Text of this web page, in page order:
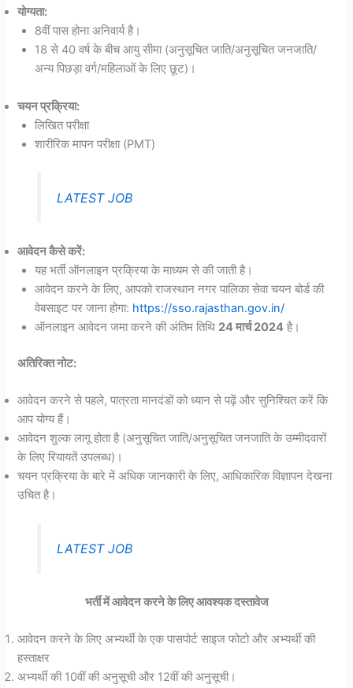
योग्यता:
8वीं पास होना अनिवार्य है।
18 से 40 वर्ष के बीच आयु सीमा (अनुसूचित जाति/अनुसूचित जनजाति/
अन्य पिछड़ा वर्ग/महिलाओं के लिए छूट)।
चयन प्रक्रिया:
लिखित परीक्षा
शारीरिक मापन परीक्षा (PMT)
LATEST JOB
आवेदन कैसे करें:
यह भर्ती ऑनलाइन प्रक्रिया के माध्यम से की जाती है।
आवेदन करने के लिए, आपको राजस्थान नगर पालिका सेवा चयन बोर्ड की
वेबसाइट पर जाना होगा: https://sso.rajasthan.gov.in/
ऑनलाइन आवेदन जमा करने की अंतिम तिथि 24 मार्च 2024 है।
अतिरिक्त नोट:
आवेदन करने से पहले, पात्रता मानदंडों को ध्यान से पढ़ें और सुनिश्चित करें कि
आप योग्य हैं।
आवेदन शुल्क लागू होता है (अनुसूचित जाति/अनुसूचित जनजाति के उम्मीदवारों
के लिए रियायतें उपलब्ध)।
चयन प्रक्रिया के बारे में अधिक जानकारी के लिए, आधिकारिक विज्ञापन देखना
उचित है।
LATEST JOB
भर्ती में आवेदन करने के लिए आवश्यक दस्तावेज
आवेदन करने के लिए अभ्यर्थी के एक पासपोर्ट साइज फोटो और अभ्यर्थी की
हस्ताक्षर
अभ्यर्थी की 10वीं की अनुसूची और 12वीं की अनुसूची।